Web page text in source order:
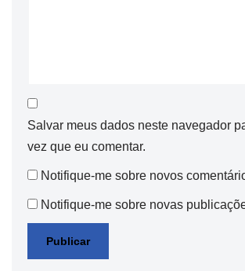
Salvar meus dados neste navegador
vez que eu comentar.
Notifique-me sobre novos
Notifique-me sobre novas